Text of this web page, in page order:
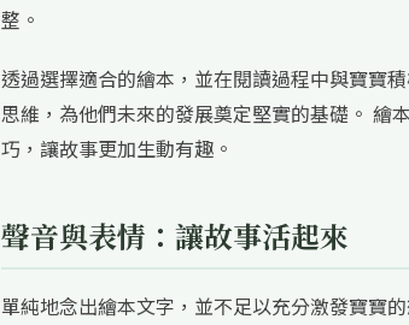
整。
透過選擇適合的繪本，並在閱讀過程中與寶寶
思維，為他們未來的發展奠定堅實的基礎。 繪
巧，讓故事更加生動有趣。
聲音與表情：讓故事活起來
單純地念出繪本文字，並不足以充分激發寶寶